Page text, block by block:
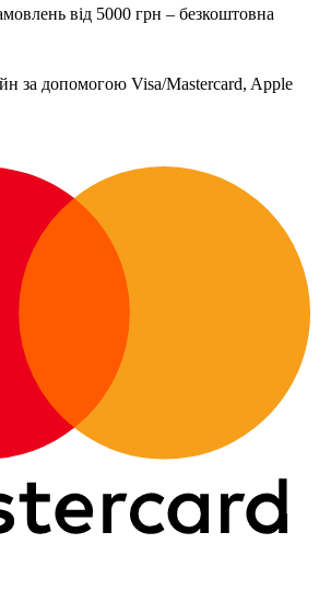
від 5000 грн – безкоштовна
за допомогою Visa/Mastercard, Apple